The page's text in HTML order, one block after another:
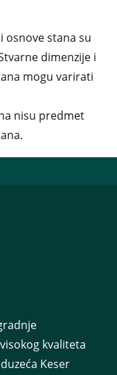
osnove stana su
dimenzije i
mogu varirati
nisu predmet
kvaliteta
Keser